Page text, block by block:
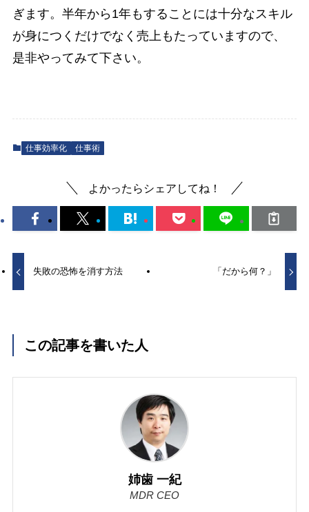
ぎます。半年から1年もすることには十分なスキル
が身につくだけでなく売上もたっていますので、
是非やってみて下さい。
仕事効率化 仕事術
よかったらシェアしてね！
失敗の恐怖を消す方法 「だから何？」
この記事を書いた人
姉歯 一紀
MDR CEO